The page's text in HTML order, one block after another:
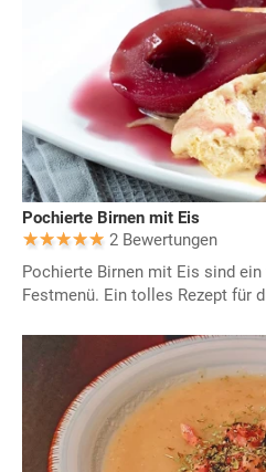
Pochierte Birnen mit Eis
2 Bewertungen
Pochierte Birnen mit Eis sind
Festmenü. Ein tolles Rezept für